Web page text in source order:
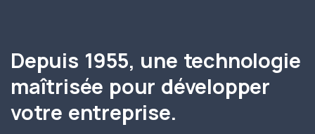
Depuis 1955, une technologie
maîtrisée pour développer
votre entreprise.